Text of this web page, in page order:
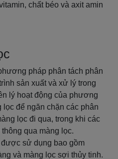
chất béo và axit amin
pháp phân tách phân
sản xuất và xử lý trong
lý hoạt động của phương
để ngăn chặn các phân
lọc đi qua, trong khi các
qua màng lọc.
sử dụng bao gồm
và màng lọc sợi thủy tinh.